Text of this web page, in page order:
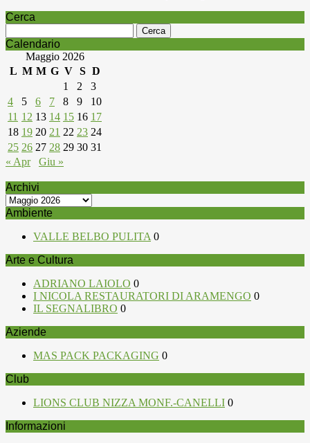
Cerca
per:
Calendario
Maggio 2026
L M M G V S D
1
2
3
4
5 6 7 8 9
10
11 12 13 14 15 16 17
18 19 20 21 22 23 24
25 26 27 28 29 30 31
« Apr
Giu »
Archivi
Archivi
Ambiente
VALLE BELBO PULITA0
Arte e Cultura
ADRIANO LAIOLO 0
I NICOLA RESTAURATORI DI ARAMENGO 0
IL SEGNALIBRO 0
Aziende
MAS PACK PACKAGING 0
Club
LIONS CLUB NIZZA MONF.-CANELLI 0
Informazioni